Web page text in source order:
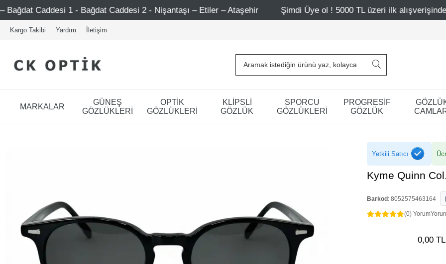
1 - Bağdat Caddesi 2 - Nişantaşı – Etiler – Ataşehir Şimdi Üye ol ! 5000 TL üzeri ilk alışverişinde 500 TL indirim
Kargo Takibi Yardım İletişim
MARKALAR
GÜNEŞ
GÖZLÜKLERİ
OPTİK
GÖZLÜKLERİ
KLİPSLİ
GÖZLÜK
SPORCU
GÖZLÜKLERİ
PROGRESİF
GÖZLÜK
Yetkili Satıcı
Kyme Quinn
Barkod : 8052575463164
(0) Yorum
0,00 TL